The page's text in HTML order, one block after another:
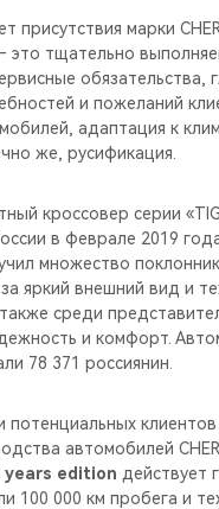
присутствия марки
это тщательно
обязательства,
и пожеланий
адаптация к
же, русификация.
кроссовер серии
в феврале 2019
множество
яркий внешний вид и
среди
и комфорт.
78 371 россиянин.
потенциальных
автомобилей
years edition действует
100 000 км пробега и